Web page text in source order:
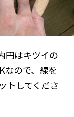
円はキツイの
なので、線を
トしてくださ